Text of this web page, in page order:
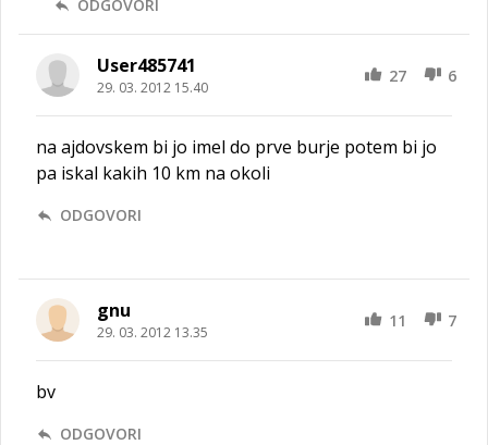
ODGOVORI
User485741
29. 03. 2012 15.40
27 6
na ajdovskem bi jo imel do prve burje potem bi jo
pa iskal kakih 10 km na okoli
ODGOVORI
gnu
29. 03. 2012 13.35
11 7
bv
ODGOVORI